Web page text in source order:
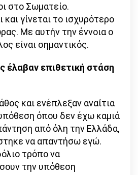
στο Σωματείο.
γίνεται το ισχυρότερο
Με αυτήν την έννοια ο
είναι σημαντικός.
έλαβαν επιθετική στάση
και ενέπλεξαν αναίτια
όπου δεν έχω καμιά
από όλη την Ελλάδα,
να απαντήσω εγώ.
τρόπο να
την υπόθεση